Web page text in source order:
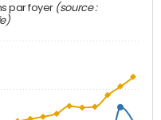
par foyer (source :